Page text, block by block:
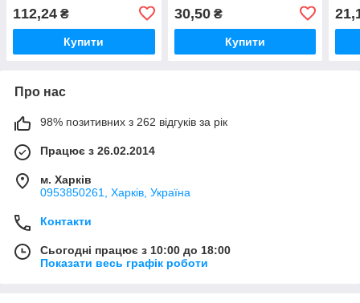
112,24 ₴
Купити
30,50₴
Купити
Про нас
98% позитивних з 262 відгуків за рік
Працює з 26.02.2014
м. Харків
0953850261, Харків, Україна
Контакти
Сьогодні працює з 10:00 до 18:00
Показати весь графік роботи